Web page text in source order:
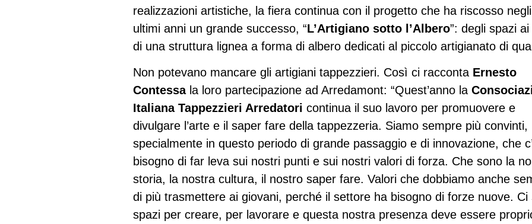
realizzazioni artistiche, la fiera continua con il progetto che ha riscosso negli
ultimi anni un grande successo, “L’Artigiano sotto l’Albero”: degli spazi
di una struttura lignea a forma di albero dedicati al piccolo artigianato di
Non potevano mancare gli artigiani tappezzieri. Così ci racconta Ernesto
Contessala loro partecipazione ad Arredamont: “Quest’anno la
Italiana Tappezzieri Arredatori continua il suo lavoro per promuovere e
divulgare l’arte e il saper fare della tappezzeria. Siamo sempre più convinti,
specialmente in questo periodo di grande passaggio e di innovazione, che
bisogno di far leva sui nostri punti e sui nostri valori di forza. Che sono la
storia, la nostra cultura, il nostro saper fare. Valori che dobbiamo anche
di più trasmettere ai giovani, perché il settore ha bisogno di forze nuove. Ci
spazi per creare, per lavorare e questa nostra presenza deve essere